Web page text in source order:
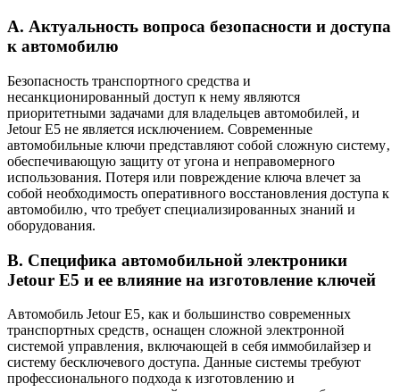
A. Актуальность вопроса безопасности и доступа
к автомобилю
Безопасность транспортного средства и
несанкционированный доступ к нему являются
приоритетными задачами для владельцев автомобилей‚ и
Jetour E5 не является исключением. Современные
автомобильные ключи представляют собой сложную систему‚
обеспечивающую защиту от угона и неправомерного
использования. Потеря или повреждение ключа влечет за
собой необходимость оперативного восстановления доступа к
автомобилю‚ что требует специализированных знаний и
оборудования.
B. Специфика автомобильной электроники
Jetour E5 и ее влияние на изготовление ключей
Автомобиль Jetour E5‚ как и большинство современных
транспортных средств‚ оснащен сложной электронной
системой управления‚ включающей в себя иммобилайзер и
систему бесключевого доступа. Данные системы требуют
профессионального подхода к изготовлению и